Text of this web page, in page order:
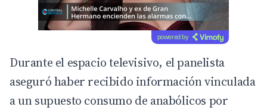
powered by
Durante el espacio televisivo, el panelista
aseguró haber recibido información vinculada
a un supuesto consumo de anabólicos por